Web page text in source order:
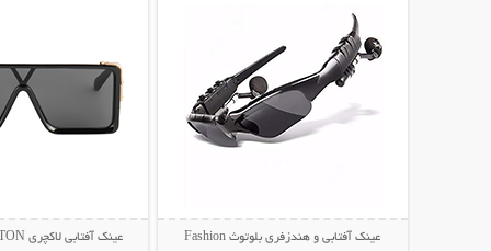
عینک آفتابی و هندزفری بلوتوث Fashion عینک آفتابی لاکچری LOUIS VUITTON